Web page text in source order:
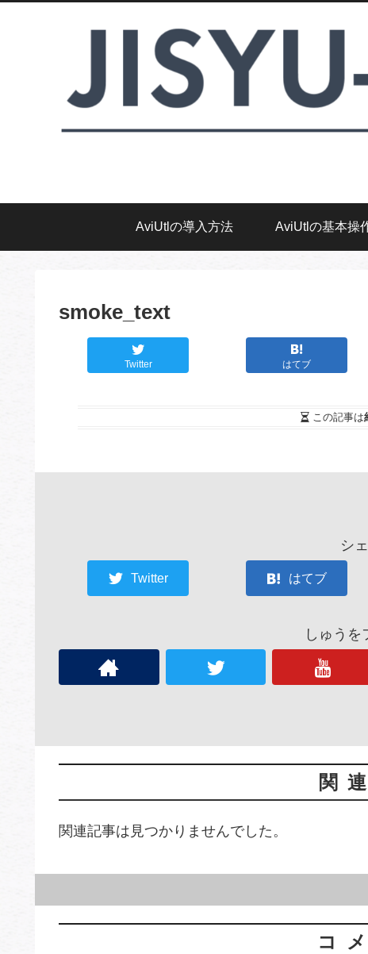
AviUtlの導入方法 AviUtlの基本操
smoke_text
Twitter はてブ
この記事は
シ
Twitter はてブ
しゅうを
関
関連記事は見つかりませんでした。
コ